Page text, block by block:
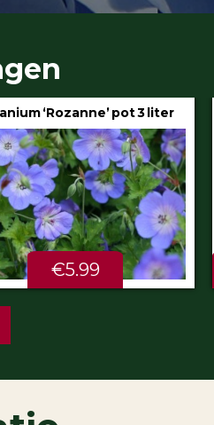
‘Incrediball’ of ‘Strong
Annabelle’ pot 3 liter
€9.50 ipv €11.99